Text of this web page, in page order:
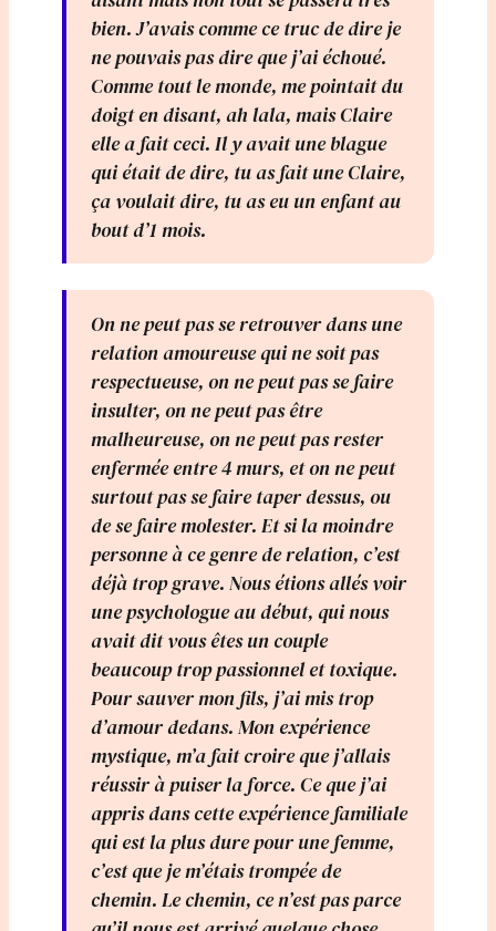
bien. J’avais comme ce truc de dire je
ne pouvais pas dire que j’ai échoué.
Comme tout le monde, me pointait du
doigt en disant, ah lala, mais Claire
elle a fait ceci. Il y avait une blague
qui était de dire, tu as fait une Claire,
ça voulait dire, tu as eu un enfant au
bout d’1 mois.
On ne peut pas se retrouver dans une
relation amoureuse qui ne soit pas
respectueuse, on ne peut pas se faire
insulter, on ne peut pas être
malheureuse, on ne peut pas rester
enfermée entre 4 murs, et on ne peut
surtout pas se faire taper dessus, ou
de se faire molester. Et si la moindre
personne à ce genre de relation, c’est
déjà trop grave. Nous étions allés voir
une psychologue au début, qui nous
avait dit vous êtes un couple
beaucoup trop passionnel et toxique.
Pour sauver mon fils, j’ai mis trop
d’amour dedans. Mon expérience
mystique, m’a fait croire que j’allais
réussir à puiser la force. Ce que j’ai
appris dans cette expérience familiale
qui est la plus dure pour une femme,
c’est que je m’étais trompée de
chemin. Le chemin, ce n’est pas parce